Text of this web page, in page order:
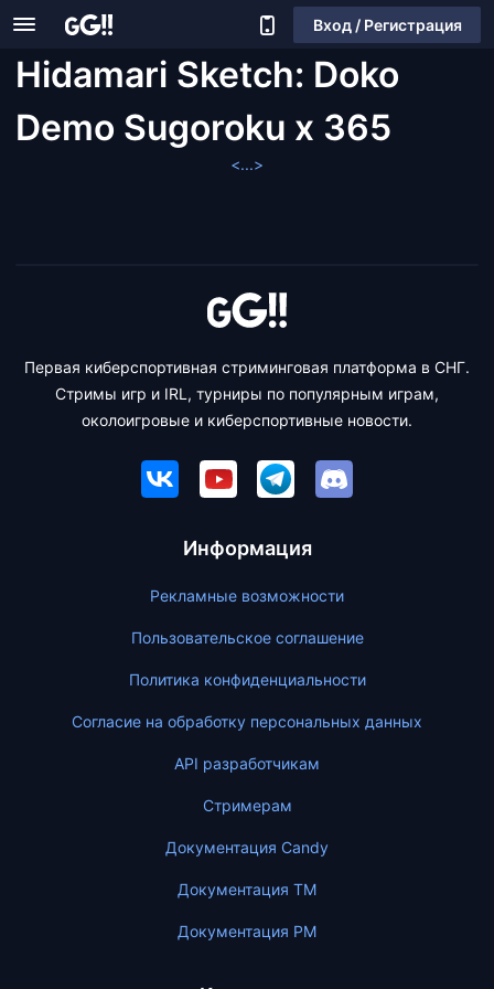
Вход / Регистрация
Hidamari Sketch: Doko
Demo Sugoroku x 365
<...>
Первая киберспортивная стриминговая платформа в СНГ.
Стримы игр и IRL, турниры по популярным играм,
околоигровые и киберспортивные новости.
Информация
Рекламные возможности
Пользовательское соглашение
Политика конфиденциальности
Согласие на обработку персональных данных
API разработчикам
Стримерам
Документация Candy
Документация ТМ
Документация PM